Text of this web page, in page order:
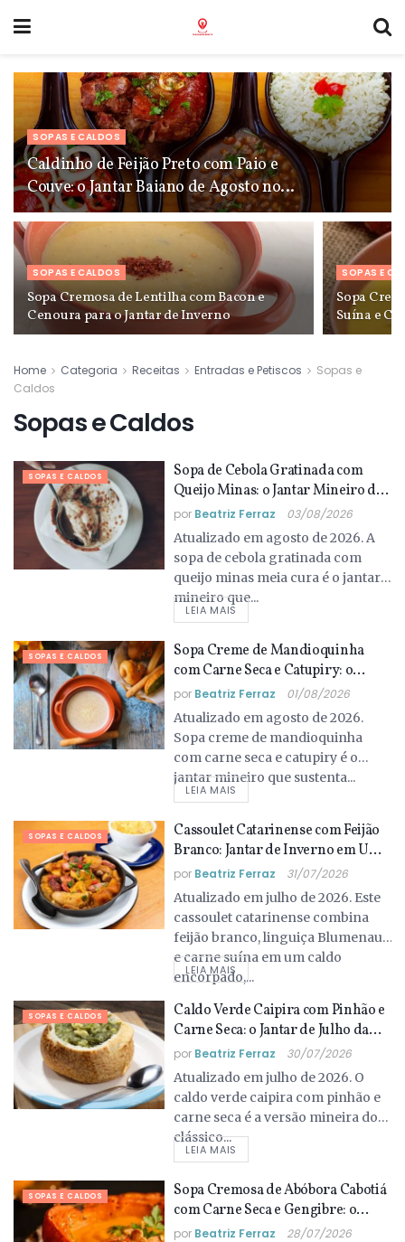
SOPAS E CALDOS
Caldinho de Feijão Preto com Paio e
Couve: o Jantar Baiano de Agosto no
Recôncavo
SOPAS E CALDOS
Sopa Cremosa de Lentilha com Bacon e
Cenoura para o Jantar de Inverno
SOPAS E
Sopa
Suína e
Cariri em
Home Categoria Receitas Entradas e Petiscos
Sopas e
Caldos
Sopas e Caldos
SOPAS E CALDOS
Sopa de Cebola Gratinada com
Queijo Minas: o Jantar Mineiro de
Agosto que Aquece a Mantiqueira
por Beatriz Ferraz 03/08/2026
Atualizado em agosto de 2026. A
sopa de cebola gratinada com
queijo minas meia cura é o jantar
mineiro que...
LEIA MAIS
SOPAS E CALDOS
Sopa Creme de Mandioquinha
com Carne Seca e Catupiry: o
Jantar Mineiro de Agosto que
Aquece a Mantiqueira
por Beatriz Ferraz 01/08/2026
Atualizado em agosto de 2026.
Sopa creme de mandioquinha
com carne seca e catupiry é o
jantar mineiro que sustenta...
LEIA MAIS
SOPAS E CALDOS
Cassoulet Catarinense com Feijão
Branco: Jantar de Inverno em Uma
Panela
por Beatriz Ferraz 31/07/2026
Atualizado em julho de 2026. Este
cassoulet catarinense combina
feijão branco, linguiça Blumenau
e carne suína em um caldo
encorpado,...
LEIA MAIS
SOPAS E CALDOS
Caldo Verde Caipira com Pinhão e
Carne Seca: o Jantar de Julho da
Mantiqueira
por Beatriz Ferraz 30/07/2026
Atualizado em julho de 2026. O
caldo verde caipira com pinhão e
carne seca é a versão mineira do
clássico...
LEIA MAIS
SOPAS E CALDOS
Sopa Cremosa de Abóbora Cabotiá
com Carne Seca e Gengibre: o
Jantar Brasileiro que Aquece Julho
por Beatriz Ferraz 28/07/2026